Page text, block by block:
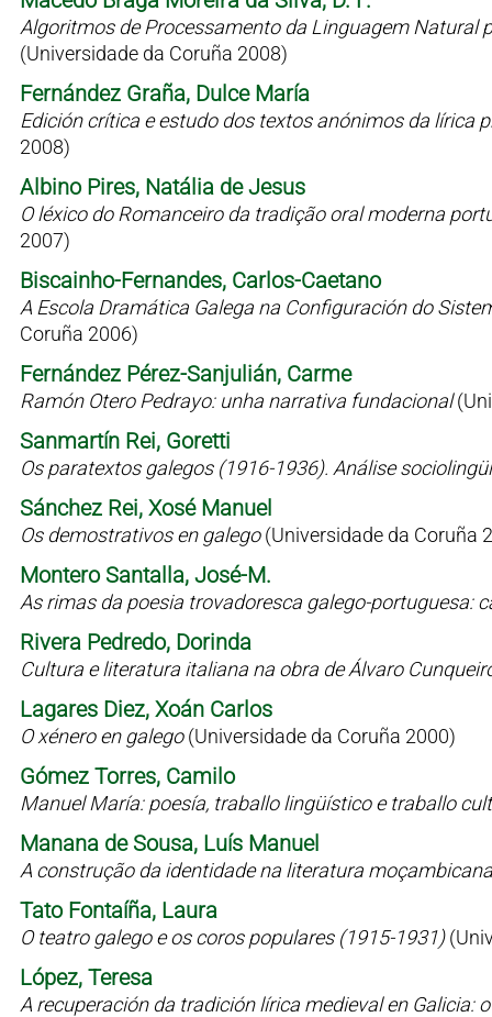
Algoritmos de Processamento da Linguagem Natural
(Universidade da Coruña 2008)
Fernández Graña, Dulce María
Edición crítica e estudo dos textos anónimos da lírica
2008)
Albino Pires, Natália de Jesus
O léxico do Romanceiro da tradição oral moderna
2007)
Biscainho-Fernandes, Carlos-Caetano
A Escola Dramática Galega na Configuración do
Coruña 2006)
Fernández Pérez-Sanjulián, Carme
Ramón Otero Pedrayo: unha narrativa fundacional
Sanmartín Rei, Goretti
Os paratextos galegos (1916-1936). Análise
Sánchez Rei, Xosé Manuel
Os demostrativos en galego(Universidade da Coruña
Montero Santalla, José-M.
As rimas da poesia trovadoresca galego-portuguesa:
Rivera Pedredo, Dorinda
Cultura e literatura italiana na obra de Álvaro
Lagares Diez, Xoán Carlos
O xénero en galego(Universidade da Coruña 2000)
Gómez Torres, Camilo
Manuel María: poesía, traballo lingüístico e traballo
Manana de Sousa, Luís Manuel
A construção da identidade na literatura
Tato Fontaíña, Laura
O teatro galego e os coros populares (1915-1931)
López, Teresa
A recuperación da tradición lírica medieval en Galicia: